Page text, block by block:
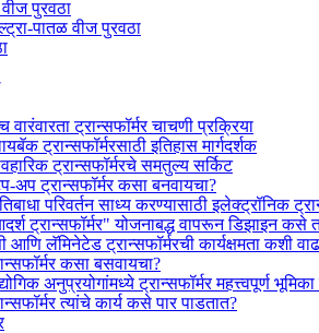
पुरवठा
पातळ वीज पुरवठा
वारंवारता ट्रान्सफॉर्मर चाचणी प्रक्रिया
ट्रान्सफॉर्मरसाठी इतिहास मार्गदर्शक
ट्रान्सफॉर्मरचे समतुल्य सर्किट
अप ट्रान्सफॉर्मर कसा बनवायचा?
परिवर्तन साध्य करण्यासाठी इलेक्ट्रॉनिक
ट्रान्सफॉर्मर" योजनाबद्ध वापरून डिझाइन कसे
आणि लॅमिनेटेड ट्रान्सफॉर्मरची कार्यक्षमता कशी
कसा बसवायचा?
अनुप्रयोगांमध्ये ट्रान्सफॉर्मर महत्त्वपूर्ण
त्यांचे कार्य कसे पार पाडतात?